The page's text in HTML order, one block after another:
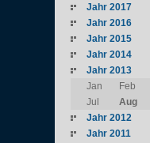
Jahr 2017
Jahr 2016
Jahr 2015
Jahr 2014
Jahr 2013
Jan
Feb
Jul
Aug
Jahr 2012
Jahr 2011